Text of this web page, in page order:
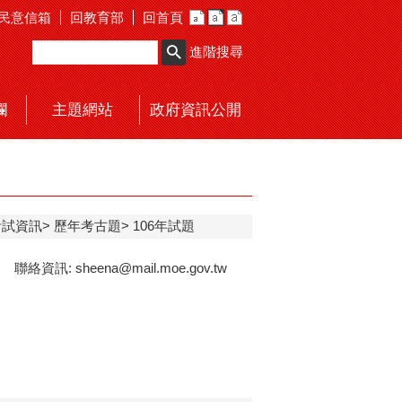
意信箱 回教育部 回首頁
進階搜尋
主題網站 政府資訊公開
資訊 歷年考古題 106年試題
絡資訊: sheena@mail.moe.gov.tw